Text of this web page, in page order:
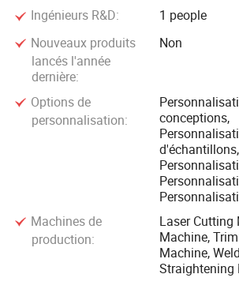
Ingénieurs R&D:
1 people
Nouveaux produits
lancés l'année
dernière:
Non
Options de
personnalisation:
conceptions,
d'échantillons,
Machines de
production:
Laser Cutting
Machine,
Machine,
Straightening